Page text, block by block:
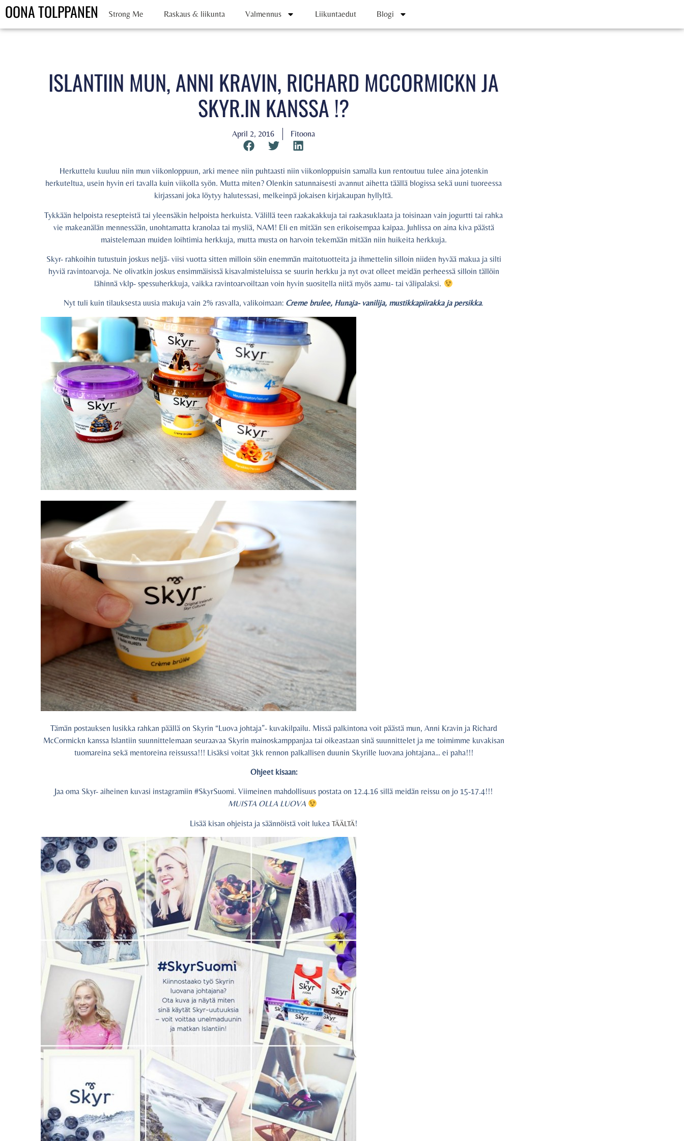
OONA TOLPPANEN Strong Me Raskaus & liikunta Valmennus Liikuntaedut Blogi
ISLANTIIN MUN, ANNI KRAVIN, RICHARD MCCORMICKN JA
SKYR.IN KANSSA !?
April 2, 2016 Fitoona
Herkuttelu kuuluu niin mun viikonloppuun, arki menee niin puhtaasti niin viikonloppuisin samalla kun rentoutuu tulee aina jotenkin
herkuteltua, usein hyvin eri tavalla kuin viikolla syön. Mutta miten? Olenkin satunnaisesti avannut aihetta täällä blogissa sekä uuni tuoreessa
kirjassani joka löytyy halutessasi, melkeinpä jokaisen kirjakaupan hyllyltä.
Tykkään helpoista resepteistä tai yleensäkin helpoista herkuista. Välillä teen raakakakkuja tai raakasuklaata ja toisinaan vain jogurtti tai rahka
vie makeanälän mennessään, unohtamatta kranolaa tai mysliä, NAM! Eli en mitään sen erikoisempaa kaipaa. Juhlissa on aina kiva päästä
maistelemaan muiden loihtimia herkkuja, mutta musta on harvoin tekemään mitään niin huikeita herkkuja.
Skyr- rahkoihin tutustuin joskus neljä- viisi vuotta sitten milloin söin enemmän maitotuotteita ja ihmettelin silloin niiden hyvää makua ja silti
hyviä ravintoarvoja. Ne olivatkin joskus ensimmäisissä kisavalmisteluissa se suurin herkku ja nyt ovat olleet meidän perheessä silloin tällöin
lähinnä vklp- spessuherkkuja, vaikka ravintoarvoiltaan voin hyvin suositella niitä myös aamu- tai välipalaksi.
Nyt tuli kuin tilauksesta uusia makuja vain 2% rasvalla, valikoimaan: Creme brulee, Hunaja- vanilija, mustikkapiirakka ja persikka.
Tämän postauksen lusikka rahkan päällä on Skyrin “Luova johtaja”- kuvakilpailu. Missä palkintona voit päästä mun, Anni Kravin ja Richard
McCormickn kanssa Islantiin suunnittelemaan seuraavaa Skyrin mainoskamppanjaa tai oikeastaan sinä suunnittelet ja me toimimme kuvakisan
tuomareina sekä mentoreina reissussa!!! Lisäksi voitat 3kk rennon palkallisen duunin Skyrille luovana johtajana… ei paha!!!
Ohjeet kisaan:
Jaa oma Skyr- aiheinen kuvasi instagramiin #SkyrSuomi. Viimeinen mahdollisuus postata on 12.4.16 sillä meidän reissu on jo 15-17.4!!!
MUISTA OLLA LUOVA
Lisää kisan ohjeista ja säännöistä voit lukeaTÄÄLTÄ!